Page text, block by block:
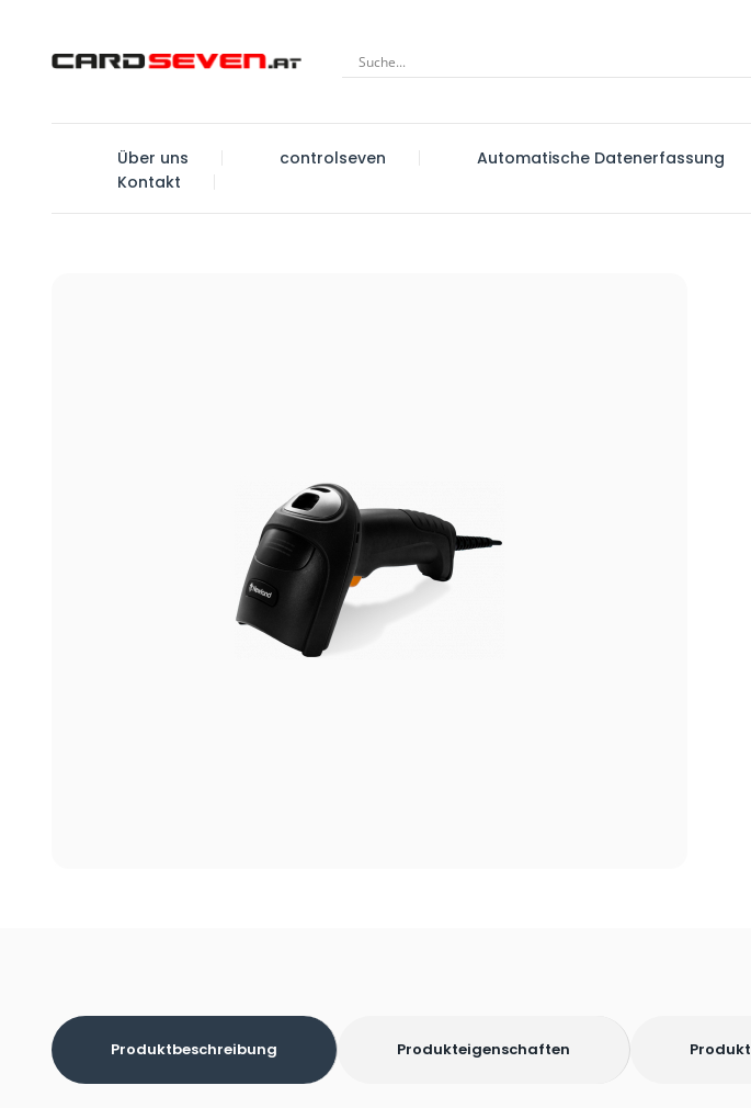
Über uns controlseven Automatische Datenerfassung
Kontakt
Produktbeschreibung Produkteigenschaften